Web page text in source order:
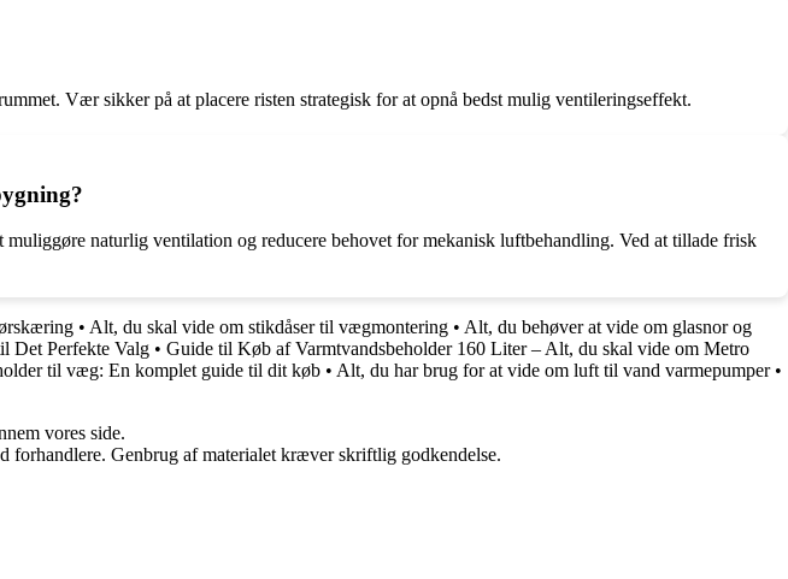
Vær sikker på at placere risten strategisk for at opnå bedst mulig ventileringseffekt.
naturlig ventilation og reducere behovet for mekanisk luftbehandling. Ved at tillade frisk
• Alt, du skal vide om stikdåser til vægmontering • Alt, du behøver at vide om glasnor og
Det Perfekte Valg • Guide til Køb af Varmtvandsbeholder 160 Liter – Alt, du skal vide om Metro
til væg: En komplet guide til dit køb • Alt, du har brug for at vide om luft til vand varmepumper•
vores side.
forhandlere. Genbrug af materialet kræver skriftlig godkendelse.